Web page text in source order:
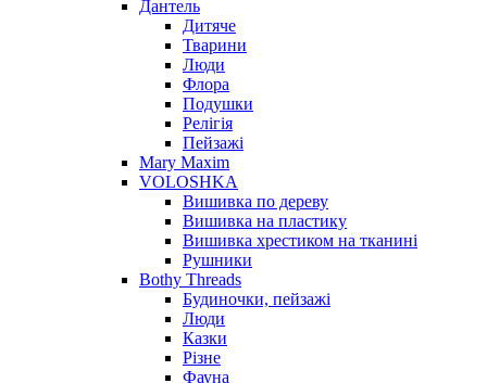
Дантель
Дитяче
Тварини
Люди
Флора
Подушки
Релігія
Пейзажі
Mary Maxim
VOLOSHKA
Вишивка по дереву
Вишивка на пластику
Вишивка хрестиком на тканині
Рушники
Bothy Threads
Будиночки, пейзажі
Люди
Казки
Різне
Фауна